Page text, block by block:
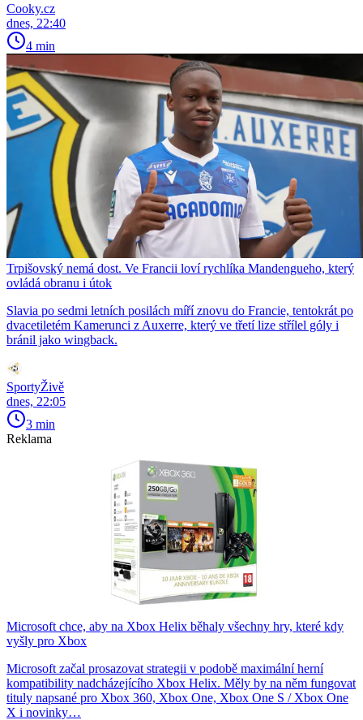
Cooky.cz
dnes, 22:40
4 min
Trpišovský nemá dost. Ve Francii loví rychlíka Mandengueho, který
ovládá obranu i útok
Slavia po sedmi letních posilách míří znovu do Francie, tentokrát po
dvacetiletém Kamerunci z Auxerre, který ve třetí lize střílel góly i
bránil jako wingback.
SportyŽivě
dnes, 22:05
3 min
Reklama
Microsoft chce, aby na Xbox Helix běhaly všechny hry, které kdy
vyšly pro Xbox
Microsoft začal prosazovat strategii v podobě maximální herní
kompatibility nadcházejícího Xbox Helix. Měly by na něm fungovat
tituly napsané pro Xbox 360, Xbox One, Xbox One S / Xbox One
X i novinky…